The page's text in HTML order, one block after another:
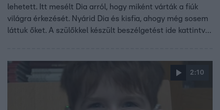
lehetett. Itt mesélt Dia arról, hogy miként várták a fiúk
világra érkezését. Nyárid Dia és kisfia, ahogy még sosem
láttuk őket. A szülőkkel készült beszélgetést ide kattintva
2:10